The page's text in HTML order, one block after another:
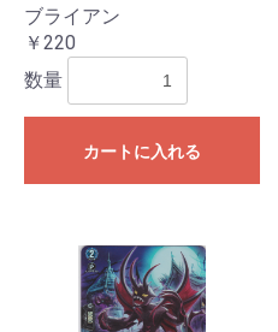
ブライアン
￥220
数量
カートに入れる